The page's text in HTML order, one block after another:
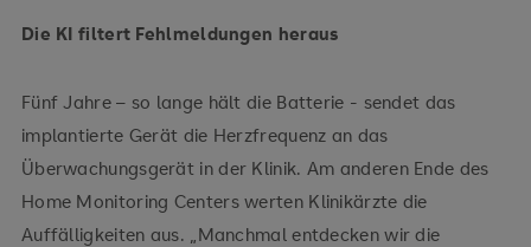
Die KI filtert Fehlmeldungen heraus
Fünf Jahre – so lange hält die Batterie - sendet das
implantierte Gerät die Herzfrequenz an das
Überwachungsgerät in der Klinik. Am anderen Ende des
Home Monitoring Centers werten Klinikärzte die
Auffälligkeiten aus. „Manchmal entdecken wir die